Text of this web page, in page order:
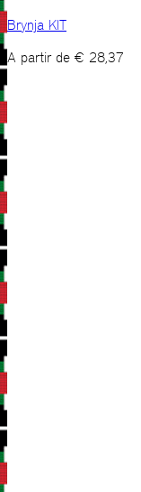
Brynja KIT
A partir de € 28,37